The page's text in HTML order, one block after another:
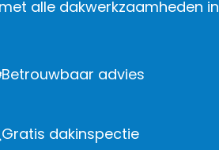
alle dakwerkzaamheden in
Betrouwbaar advies
Gratis dakinspectie